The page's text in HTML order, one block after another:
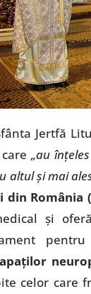
Jertfă
„au
altul şi mai
din România
şi
celor care